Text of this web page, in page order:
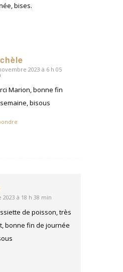
bises.
2023 à 6 h 05
Marion, bonne fin
bisous
à 18 h 38 min
de poisson, très
bonne fin de journée